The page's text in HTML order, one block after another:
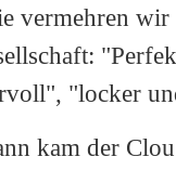
vermehren wir
"locker
kam der